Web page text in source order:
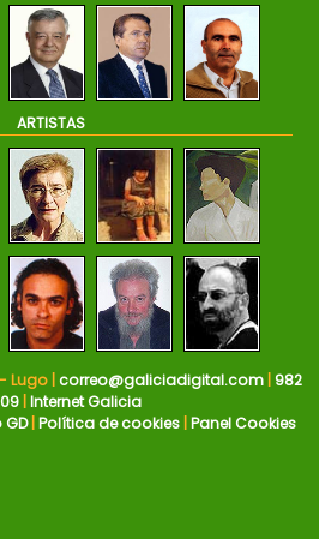
ARTISTAS
Lugo | correo@galiciadigital.com| 982
| Internet Galicia
GD| Política de cookies Panel Cookies